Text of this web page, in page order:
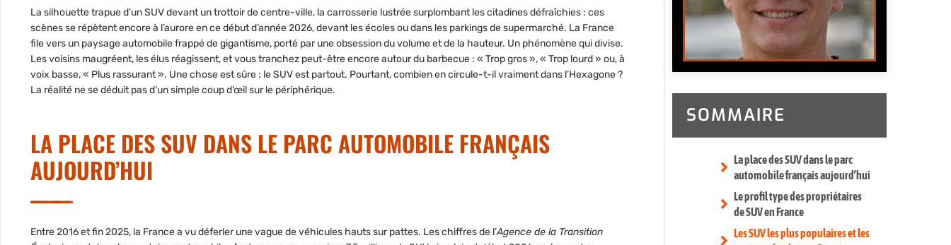
La silhouette trapue d’un SUV devant un trottoir de centre-ville, la carrosserie lustrée surplombant les citadines défraîchies : ces
scènes se répètent encore à l’aurore en ce début d’année2026, devant les écoles ou dans les parkings de supermarché. La France
file vers un paysage automobile frappé de gigantisme, porté par une obsession du volume et de la hauteur. Un phénomène qui divise.
Les voisins maugréent, les élus réagissent, et vous tranchez peut-être encore autour du barbecue : « Trop gros », « Trop lourd » ou, à
voix basse, « Plus rassurant ». Une chose est sûre : le SUV est partout. Pourtant, combien en circule-t-il vraiment dans l’Hexagone ?
La réalité ne se déduit pas d’un simple coup d’œil sur le périphérique.
LA PLACE DES SUV DANS LE PARC AUTOMOBILE FRANÇAIS
AUJOURD’HUI
Entre 2016 et fin2025, la France a vu déferler une vague de véhicules hauts sur pattes. Les chiffres de l’Agence de la Transition
SOMMAIRE
La place des SUV dans le parc
automobile français aujourd’hui
Le profil type des propriétaires
de SUV en France
Les SUV les plus populaires et les